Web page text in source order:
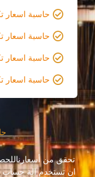
حاسبة اسعار
حاسبة اسعار
حاسبة اسعار
حاسبة اسعار
تحقق من
ان تستخدم الة